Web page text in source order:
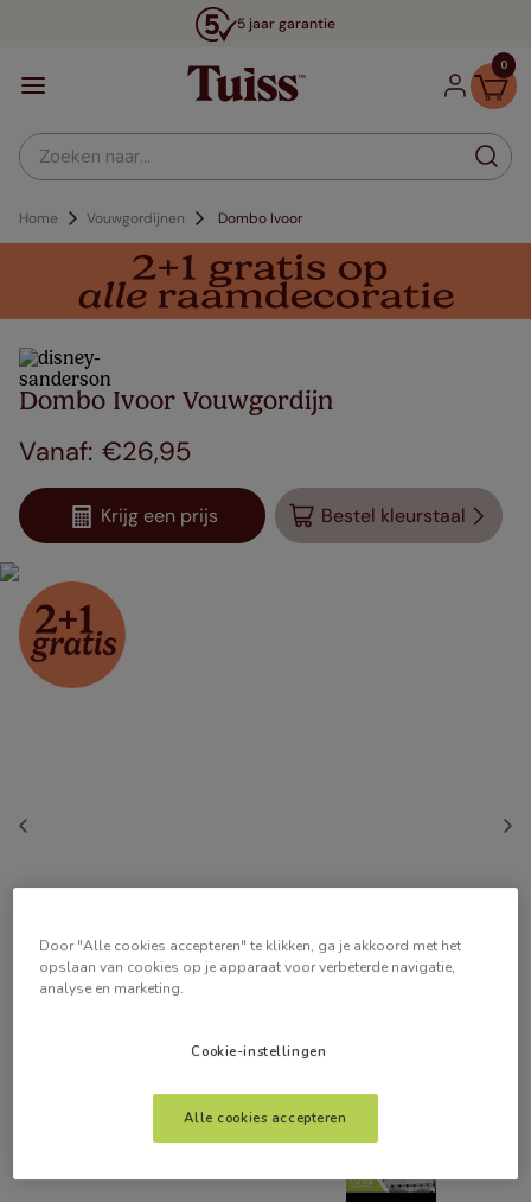
5 jaar garantie
0
Zoeken naar...
Home Vouwgordijnen Dombo Ivoor
Dombo Ivoor Vouwgordijn
€26,95
Krijg een prijs Bestel kleurstaal
Door "Alle cookies accepteren" te klikken, ga je akkoord met het
opslaan van cookies op je apparaat voor verbeterde navigatie,
analyse en marketing.
Cookie-instellingen
Alle cookies accepteren